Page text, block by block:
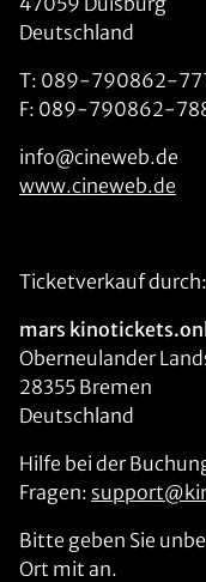
Deutschland
T: 089-790862-
F: 089-790862-
info@cineweb.de
www.cineweb.de
Ticketverkauf durch:
mars
Oberneulander
28355 Bremen
Deutschland
Hilfe bei der
Fragen:
Bitte geben Sie
Ort mit an.